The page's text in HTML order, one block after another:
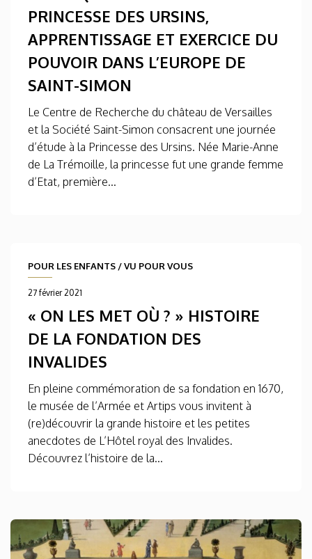
PRINCESSE DES URSINS,
APPRENTISSAGE ET EXERCICE DU
POUVOIR DANS L’EUROPE DE
SAINT-SIMON
Le Centre de Recherche du château de Versailles
et la Société Saint-Simon consacrent une journée
d’étude à la Princesse des Ursins. Née Marie-Anne
de La Trémoille, la princesse fut une grande femme
d’Etat, première...
POUR LES ENFANTS /VU POUR VOUS
27 février 2021
« ON LES MET OÙ ? » HISTOIRE
DE LA FONDATION DES
INVALIDES
En pleine commémoration de sa fondation en 1670,
le musée de l’Armée et Artips vous invitent à
(re)découvrir la grande histoire et les petites
anecdotes de L’Hôtel royal des Invalides.
Découvrez l’histoire de la...